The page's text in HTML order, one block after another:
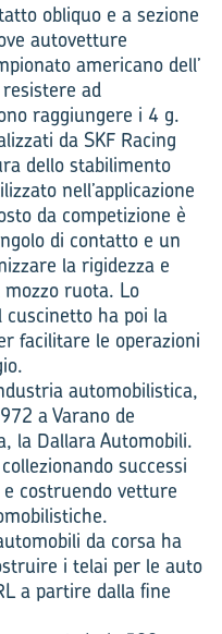
obliquo e a sezione
autovetture
americano dell’
ad
raggiungere i 4 g.
da SKF Racing
dello stabilimento
nell’applicazione
da competizione è
di contatto e un
la rigidezza e
mozzo ruota. Lo
ha poi la
facilitare le operazioni
automobilistica,
a Varano de
la Dallara Automobili.
successi
costruendo vetture
da corsa ha
i telai per le auto
a partire dalla fine